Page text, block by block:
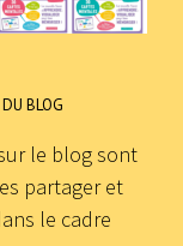
BLOG
le blog sont
partager et
le cadre